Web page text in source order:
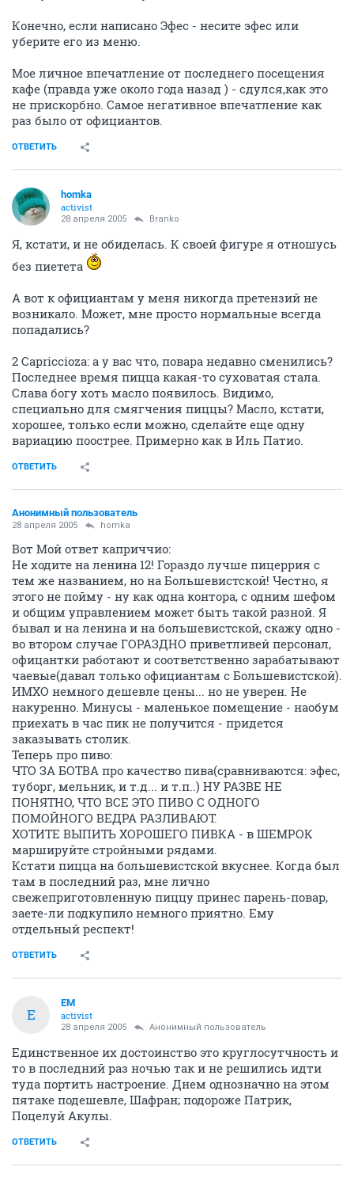
Конечно, если написано Эфес - несите эфес или
уберите его из меню.
Мое личное впечатление от последнего посещения
кафе (правда уже около года назад ) - сдулся,как это
не прискорбно. Самое негативное впечатление как
раз было от официантов.
ОТВЕТИТЬ
homka
activist
28 апреля 2005 Branko
Я, кстати, и не обиделась. К своей фигуре я отношусь
без пиетета
А вот к официантам у меня никогда претензий не
возникало. Может, мне просто нормальные всегда
попадались?
2 Capriccioza: а у вас что, повара недавно сменились?
Последнее время пицца какая-то суховатая стала.
Слава богу хоть масло появилось. Видимо,
специально для смягчения пиццы? Масло, кстати,
хорошее, только если можно, сделайте еще одну
вариацию поострее. Примерно как в Иль Патио.
ОТВЕТИТЬ
Анонимный пользователь
28 апреля 2005 homka
Вот Мой ответ каприччио:
Не ходите на ленина 12! Гораздо лучше пицеррия с
тем же названием, но на Большевистской! Честно, я
этого не пойму - ну как одна контора, с одним шефом
и общим управлением может быть такой разной. Я
бывал и на ленина и на большевистской, скажу одно -
во втором случае ГОРАЗДНО приветливей персонал,
офицантки работают и соответственно зарабатывают
чаевые(давал только официантам с Большевистской).
ИМХО немного дешевле цены... но не уверен. Не
накуренно. Минусы - маленькое помещение - наобум
приехать в час пик не получится - придется
заказывать столик.
Теперь про пиво:
ЧТО ЗА БОТВА про качество пива(сравниваются: эфес,
туборг, мельник, и т.д... и т.п..) НУ РАЗВЕ НЕ
ПОНЯТНО, ЧТО ВСЕ ЭТО ПИВО С ОДНОГО
ПОМОЙНОГО ВЕДРА РАЗЛИВАЮТ.
ХОТИТЕ ВЫПИТЬ ХОРОШЕГО ПИВКА - в ШЕМРОК
маршируйте стройными рядами.
Кстати пицца на большевистской вкуснее. Когда был
там в последний раз, мне лично
свежеприготовленную пиццу принес парень-повар,
заете-ли подкупило немного приятно. Ему
отдельный респект!
ОТВЕТИТЬ
Е
ЕМ
activist
28 апреля 2005 Анонимный пользователь
Единственное их достоинство это круглосутчность и
то в последний раз ночью так и не решились идти
туда портить настроение. Днем однозначно на этом
пятаке подешевле, Шафран; подороже Патрик,
Поцелуй Акулы.
ОТВЕТИТЬ